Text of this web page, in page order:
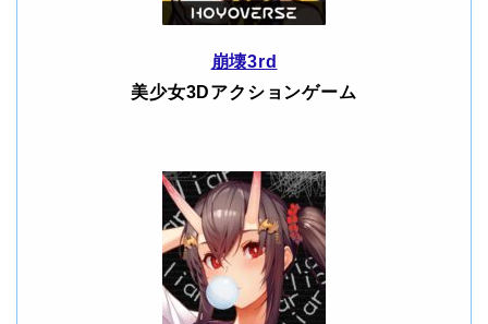
崩壊3rd
美少女3Dアクションゲーム